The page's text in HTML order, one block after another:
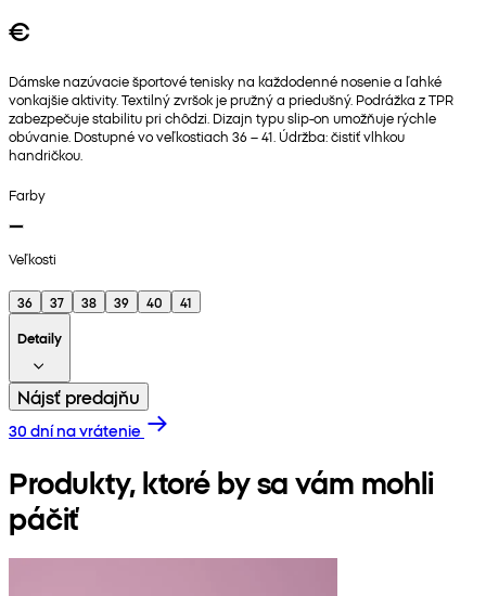
€
Dámske nazúvacie športové tenisky na každodenné nosenie a ľahké
vonkajšie aktivity. Textilný zvršok je pružný a priedušný. Podrážka z TPR
zabezpečuje stabilitu pri chôdzi. Dizajn typu slip-on umožňuje rýchle
obúvanie. Dostupné vo veľkostiach 36 – 41. Údržba: čistiť vlhkou
handričkou.
Farby
Veľkosti
36 37 38 39 40
41
Detaily
Nájsť predajňu
30 dní na vrátenie
Produkty, ktoré by sa vám mohli
páčiť